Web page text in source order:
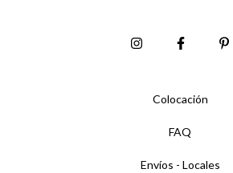
Colocación
FAQ
Envíos - Locales